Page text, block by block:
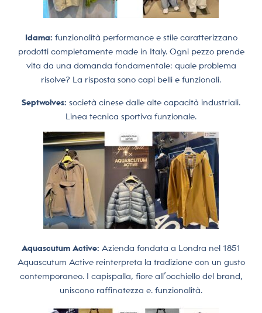
Idama: funzionalità performance e stile caratterizzano
prodotti completamente made in Italy. Ogni pezzo prende
vita da una domanda fondamentale: quale problema
risolve? La risposta sono capi belli e funzionali.
Septwolves: società cinese dalle alte capacità industriali.
Linea tecnica sportiva funzionale.
Aquascutum Active: Azienda fondata a Londra nel 1851
Aquascutum Active reinterpreta la tradizione con un gusto
contemporaneo. I capispalla, fiore all’occhiello del brand,
uniscono raffinatezza e. funzionalità.